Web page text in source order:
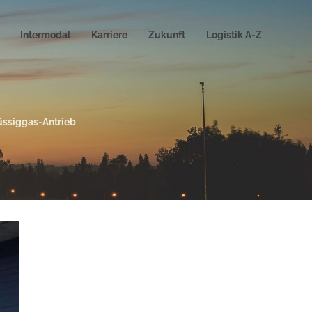
Intermodal Karriere Zukunft Logistik A-Z
Antrieb